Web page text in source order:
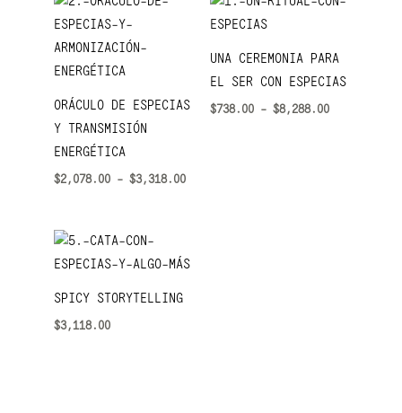
ORÁCULO DE ESPECIAS
Y TRANSMISIÓN
ENERGÉTICA
$2,078.00 - $3,318.00
precios:
$2,078.00
hasta
UNA CEREMONIA PARA
EL SER CON ESPECIAS
$738.00 - $8,288.00
$738.00
hasta
SPICY STORYTELLING
$3,118.00